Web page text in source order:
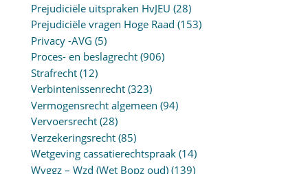
Prejudiciële uitspraken HvJEU (28)
Prejudiciële vragen Hoge Raad (153)
Privacy -AVG (5)
Proces- en beslagrecht(906)
Strafrecht(12)
Verbintenissenrecht(323)
Vermogensrecht algemeen (94)
Vervoersrecht(28)
Verzekeringsrecht(85)
Wetgeving cassatierechtspraak(14)
Wvggz – Wzd (Wet Bopz oud)(139)